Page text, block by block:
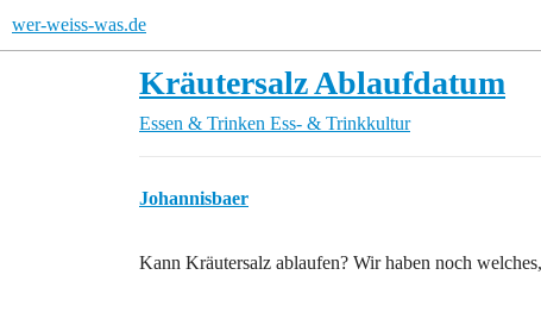
wer-weiss-was.de
Kräutersalz Ablaufdatum
Essen & Trinken Ess- & Trinkkultur
Johannisbaer
Kann Kräutersalz ablaufen? Wir haben noch